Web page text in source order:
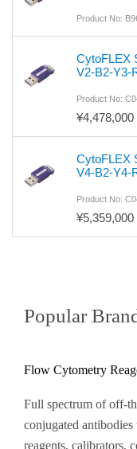
Product No:
CytoFLEX
V2-B2-Y3-
Product No:
¥4,478,000
CytoFLEX
V4-B2-Y4-
Product No:
¥5,359,000
Popular
Flow Cytometry
Full spectrum of off-
conjugated
reagents, calibrators,